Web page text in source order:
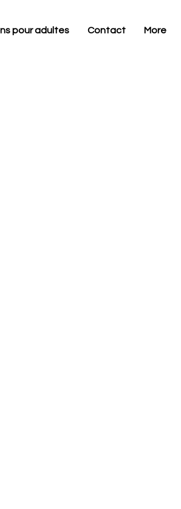
pour adultes Contact More